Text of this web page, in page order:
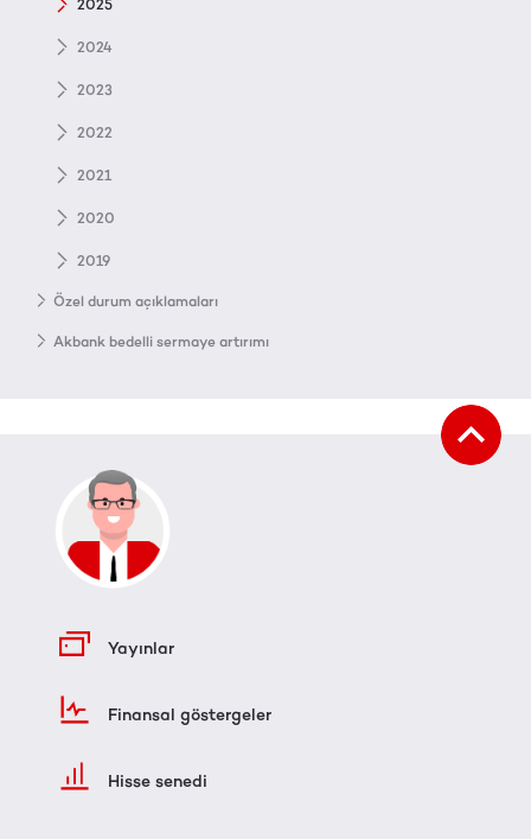
2025
2024
2023
2022
2021
2020
2019
Özel durum açıklamaları
Akbank bedelli sermaye artırımı
Yayınlar
Finansal göstergeler
Hisse senedi